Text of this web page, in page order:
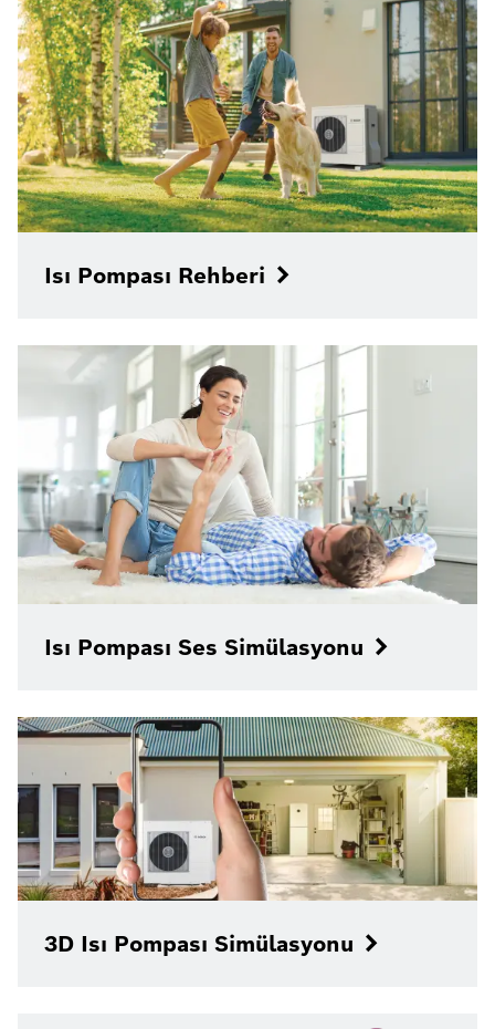
Isı Pompası Rehberi
Isı Pompası Ses Simülasyonu
3D Isı Pompası Simülasyonu